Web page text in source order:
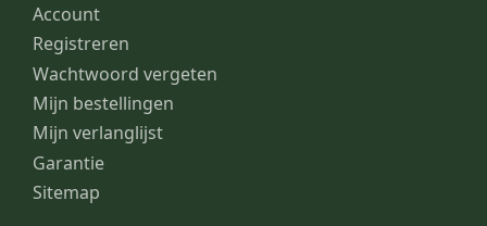
Account
Registreren
Wachtwoord vergeten
Mijn bestellingen
Mijn verlanglijst
Garantie
Sitemap